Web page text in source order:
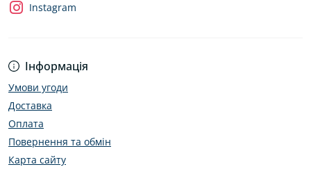
Інформація
Умови угоди
Доставка
Оплата
Повернення та обмін
Карта сайту
Instagram